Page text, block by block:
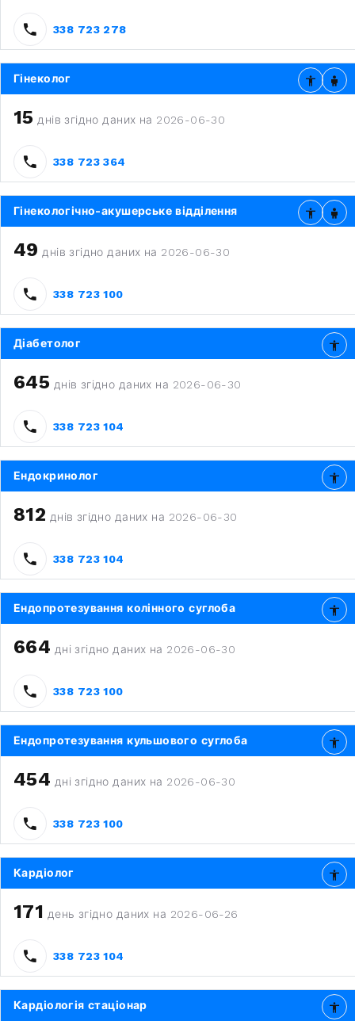
338 723 278
Гінеколог
15 днів згідно даних на 2026-06-30
338 723 364
Гінекологічно-акушерське відділення
49 днів згідно даних на 2026-06-30
338 723 100
Діабетолог
645 днів згідно даних на 2026-06-30
338 723 104
Ендокринолог
812 днів згідно даних на 2026-06-30
338 723 104
Ендопротезування колінного суглоба
664 дні згідно даних на 2026-06-30
338 723 100
Ендопротезування кульшового суглоба
454 дні згідно даних на 2026-06-30
338 723 100
Кардіолог
171 день згідно даних на 2026-06-26
338 723 104
Кардіологія стаціонар